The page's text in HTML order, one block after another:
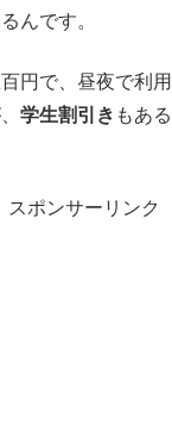
んです。
円で、昼夜で利
学生割引き もあ
スポンサーリンク